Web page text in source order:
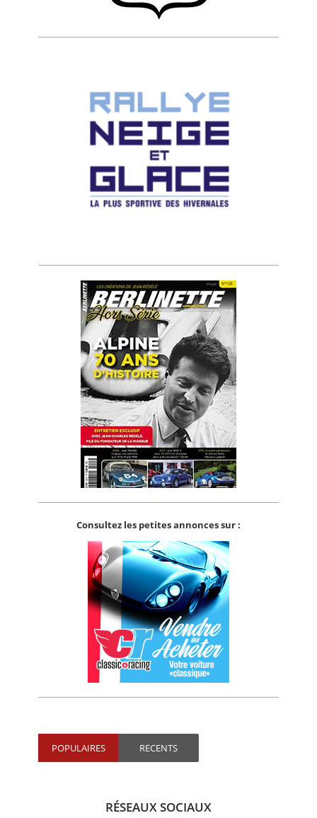
Consultez les petites annonces sur :
POPULAIRES RECENTS
RÉSEAUX SOCIAUX